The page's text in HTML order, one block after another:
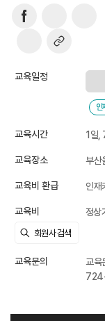
교육일정
인
교육시간 1일,
교육장소 부산
교육비 환급 인재
교육비 정상
교육문의
교